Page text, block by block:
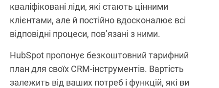
кваліфіковані ліди, які стають цінними
клієнтами, але й постійно вдосконалює всі
відповідні процеси, пов’язані з ними.
HubSpot пропонує безкоштовний тарифний
план для своїх CRM-інструментів. Вартість
залежить від ваших потреб і функцій, які ви